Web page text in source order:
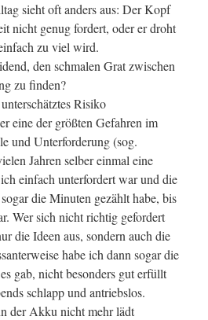
sieht oft anders aus: Der Kopf
nicht genug fordert, oder er droht
zu viel wird.
den schmalen Grat zwischen
zu finden?
Risiko
eine der größten Gefahren im
und Unterforderung (sog.
Jahren selber einmal eine
einfach unterfordert war und die
die Minuten gezählt habe, bis
Wer sich nicht richtig gefordert
die Ideen aus, sondern auch die
habe ich dann sogar die
gab, nicht besonders gut erfüllt
schlapp und antriebslos.
der Akku nicht mehr lädt